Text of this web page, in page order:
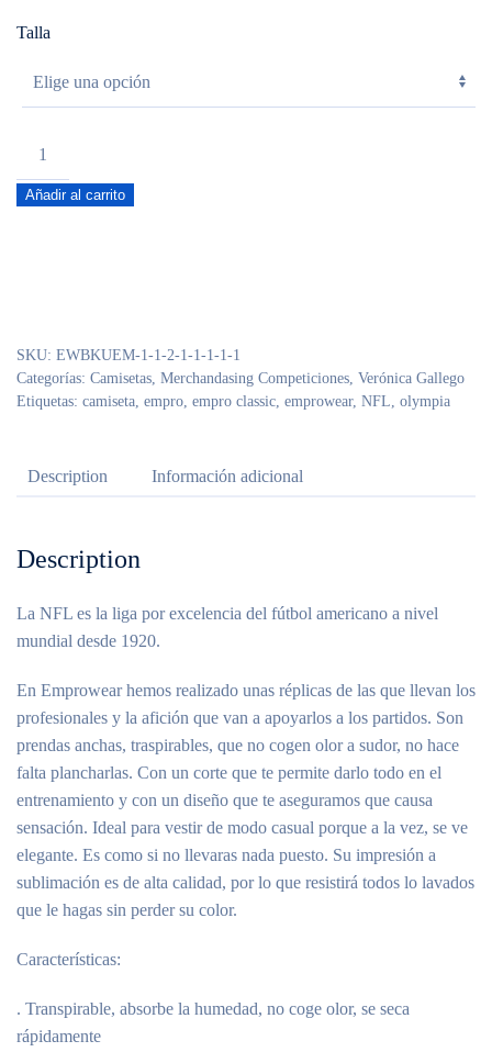
Talla
NFL
Añadir al carrito
SKU: EWBKUEM-1-1-2-1-1-1-1-1
Categorías: Camisetas, Merchandasing Competiciones, Verónica Gallego
Etiquetas: camiseta, empro, empro classic, emprowear, NFL, olympia
Description Información adicional
Description
La NFL es la liga por excelencia del fútbol americano a nivel
mundial desde 1920.
En Emprowear hemos realizado unas réplicas de las que llevan los
profesionales y la afición que van a apoyarlos a los partidos. Son
prendas anchas, traspirables, que no cogen olor a sudor, no hace
falta plancharlas. Con un corte que te permite darlo todo en el
entrenamiento y con un diseño que te aseguramos que causa
sensación. Ideal para vestir de modo casual porque a la vez, se ve
elegante. Es como si no llevaras nada puesto. Su impresión a
sublimación es de alta calidad, por lo que resistirá todos lo lavados
que le hagas sin perder su color.
Características:
. Transpirable, absorbe la humedad, no coge olor, se seca
rápidamente